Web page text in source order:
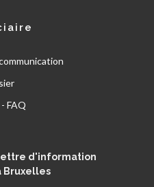
FAQ
d'information
Bruxelles